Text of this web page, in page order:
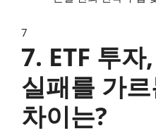
7
7. ETF 투
실패를 가
차이는?